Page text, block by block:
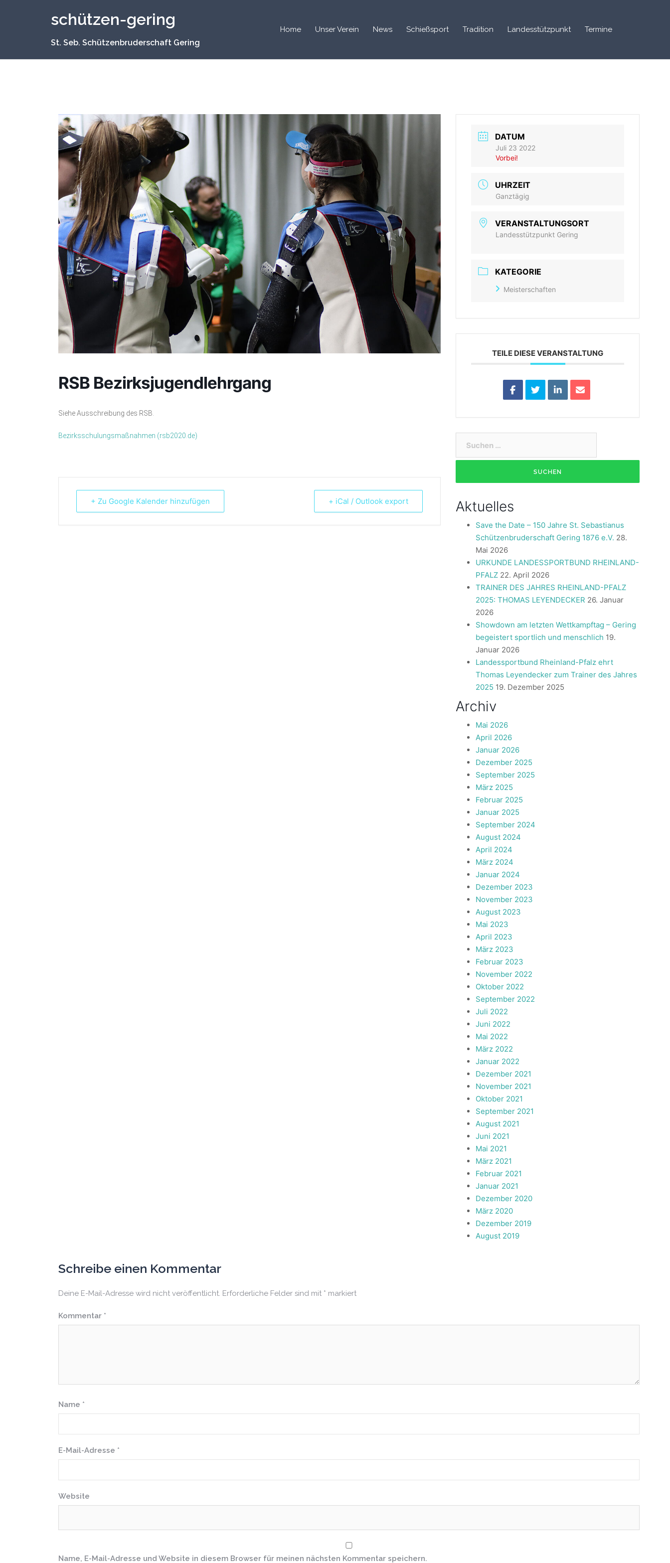
schützen-gering
St. Seb. Schützenbruderschaft Gering
Home Unser Verein News Schießsport Tradition Landesstützpunkt Termine
RSB Bezirksjugendlehrgang
Siehe Ausschreibung des RSB.
Bezirksschulungsmaßnahmen (rsb2020.de)
+ Zu Google Kalender hinzufügen + iCal / Outlook export
DATUM
Juli 23 2022
Vorbei!
UHRZEIT
Ganztägig
VERANSTALTUNGSORT
Landesstützpunkt Gering
KATEGORIE
Meisterschaften
TEILE DIESE VERANSTALTUNG
nach:
Aktuelles
Save the Date – 150 Jahre St. Sebastianus
Schützenbruderschaft Gering 1876 e.V. 28.
Mai 2026
URKUNDE LANDESSPORTBUND RHEINLAND-
PFALZ 22. April 2026
TRAINER DES JAHRES RHEINLAND-PFALZ
2025: THOMAS LEYENDECKER 26. Januar
2026
Showdown am letzten Wettkampftag – Gering
begeistert sportlich und menschlich 19.
Januar 2026
Landessportbund Rheinland-Pfalz ehrt
Thomas Leyendecker zum Trainer des Jahres
2025 19. Dezember 2025
Archiv
Mai 2026
April 2026
Januar 2026
Dezember 2025
September 2025
März 2025
Februar 2025
Januar 2025
September 2024
August 2024
April 2024
März 2024
Januar 2024
Dezember 2023
November 2023
August 2023
Mai 2023
April 2023
März 2023
Februar 2023
November 2022
Oktober 2022
September 2022
Juli 2022
Juni 2022
Mai 2022
März 2022
Januar 2022
Dezember 2021
November 2021
Oktober 2021
September 2021
August 2021
Juni 2021
Mai 2021
März 2021
Februar 2021
Januar 2021
Dezember 2020
März 2020
Dezember 2019
August 2019
Schreibe einen Kommentar
Deine E-Mail-Adresse wird nicht veröffentlicht. Erforderliche Felder sind mit * markiert
Kommentar *
Name *
E-Mail-Adresse *
Website
Name, E-Mail-Adresse und Website in diesem Browser für meinen nächsten Kommentar speichern.